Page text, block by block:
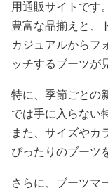
用通販サイトです。
豊富な品揃えと、
カジュアルからフ
ッチするブーツが
特に、季節ごとの
では手に入らない
また、サイズやカ
ぴったりのブーツ
さらに、ブーツマ